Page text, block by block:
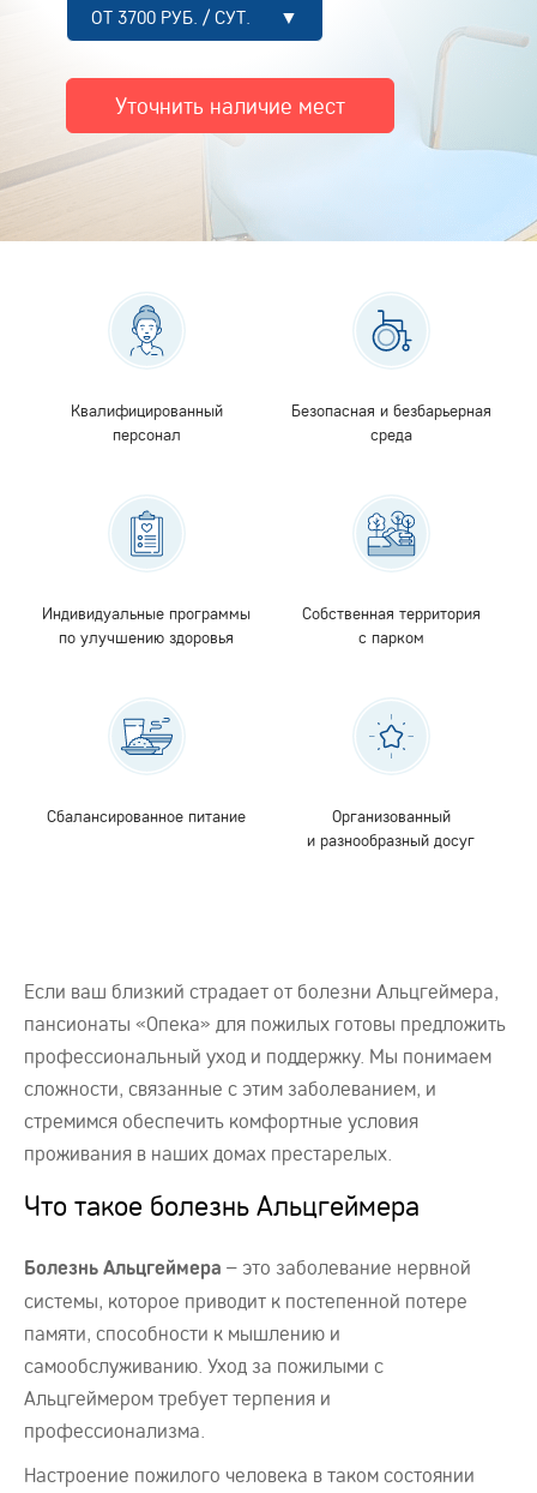
ОТ 3700 РУБ. / СУТ. ▼
Уточнить наличие мест
Квалифицированный
персонал
Безопасная и безбарьерная
среда
Индивидуальные программы
по улучшению здоровья
Собственная территория
с парком
Сбалансированное питание
Организованный
и разнообразный досуг
Если ваш близкий страдает от болезни Альцгеймера,
пансионаты «Опека» для пожилых готовы предложить
профессиональный уход и поддержку. Мы понимаем
сложности, связанные с этим заболеванием, и
стремимся обеспечить комфортные условия
проживания в наших домах престарелых.
Что такое болезнь Альцгеймера
Болезнь Альцгеймера – это заболевание нервной
системы, которое приводит к постепенной потере
памяти, способности к мышлению и
самообслуживанию. Уход за пожилыми с
Альцгеймером требует терпения и
профессионализма.
Настроение пожилого человека в таком состоянии